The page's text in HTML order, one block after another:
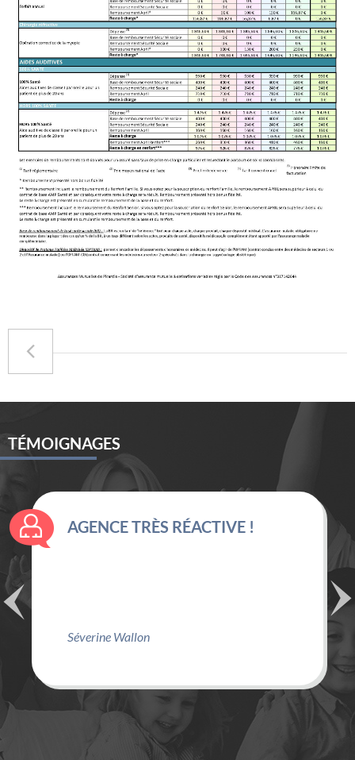
TÉMOIGNAGES
AGENCE TRÈS RÉACTIVE !
Séverine Wallon